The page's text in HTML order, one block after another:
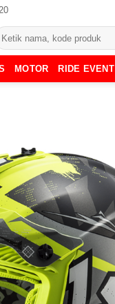
MOTOR RIDE EVENT